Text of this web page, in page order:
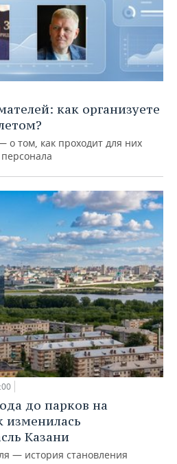
как организуете
о том, как проходит для них
до парков на
изменилась
Казани
— история становления